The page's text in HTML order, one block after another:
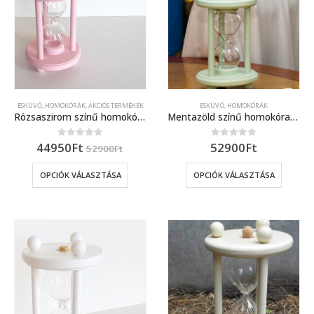
ESKÜVŐ, HOMOKÓRÁK,AKCIÓS TERMÉKEK
Rózsaszirom színű homokóra bükkfából, esküvőre
0out of 5
44950Ft 52900Ft
OPCIÓK VÁLASZTÁSA
ESKÜVŐ, HOMOKÓRÁK
Mentazöld színű homokóra bükkfából, esküvőre
0out of 5
52900Ft
OPCIÓK VÁLASZTÁSA